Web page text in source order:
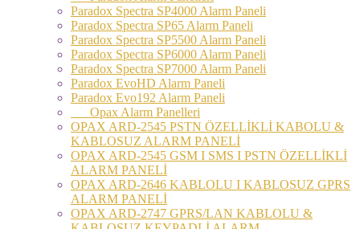
Paradox Spectra SP4000 Alarm Paneli
Paradox Spectra SP65 Alarm Paneli
Paradox Spectra SP5500 Alarm Paneli
Paradox Spectra SP6000 Alarm Paneli
Paradox Spectra SP7000 Alarm Paneli
Paradox EvoHD Alarm Paneli
Paradox Evo192 Alarm Paneli
Opax Alarm Panelleri
OPAX ARD-2545 PSTN ÖZELLİKLİ KABOLU &
KABLOSUZ ALARM PANELİ
OPAX ARD-2545 GSM I SMS I PSTN ÖZELLİKLİ
ALARM PANELİ
OPAX ARD-2646 KABLOLU I KABLOSUZ GPRS
ALARM PANELİ
OPAX ARD-2747 GPRS/LAN KABLOLU &